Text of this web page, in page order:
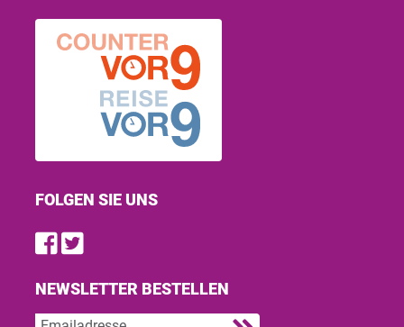
FOLGEN SIE UNS
Find us on Facebook
Follow us on Twitter
NEWSLETTER BESTELLEN